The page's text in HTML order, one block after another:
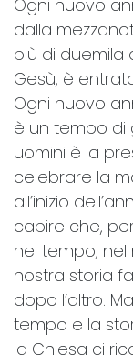
Ogni nuovo
dalla
più di duemila
Gesù, è
Ogni nuovo
è un tempo di
uomini è la
celebrare la
all’inizio
capire che,
nel tempo,
nostra storia
dopo l’altro.
tempo e la
la Chiesa ci